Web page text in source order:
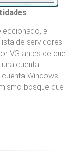
el
de servidores
VG antes de que
cuenta
Windows
bosque que